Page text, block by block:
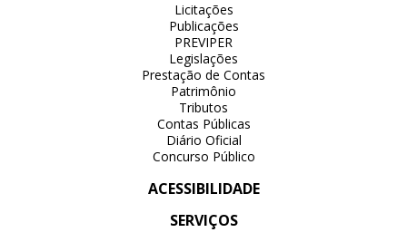
Licitações
Publicações
PREVIPER
Legislações
Prestação de Contas
Patrimônio
Tributos
Contas Públicas
Diário Oficial
Concurso Público
ACESSIBILIDADE
SERVIÇOS